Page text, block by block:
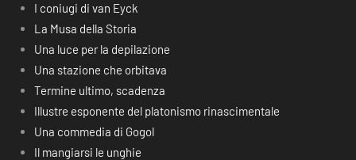
I coniugi di van Eyck
La Musa della Storia
Una luce per la depilazione
Una stazione che orbitava
Termine ultimo, scadenza
Illustre esponente del platonismo rinascimentale
Una commedia di Gogol
Il mangiarsi le unghie